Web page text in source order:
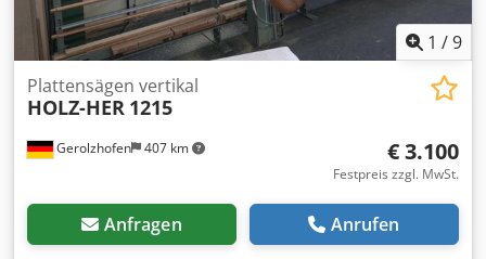
1 /9
Gerolzhofen 407 km
Plattensägen vertikal
HOLZ-HER 1215
€ 3.100
Festpreis zzgl. MwSt.
Anfragen Anrufen